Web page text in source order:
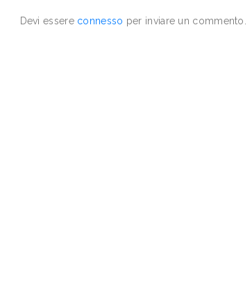
Devi essere connesso per inviare un commento.